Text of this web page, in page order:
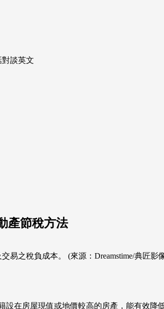
對談英文
產節稅方法
易之稅負成本。 (來源：Dreamstime/典匠影
在房屋現值或地價較高的房產，能有效降